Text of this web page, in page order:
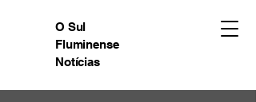
O Sul
Fluminense
Notícias